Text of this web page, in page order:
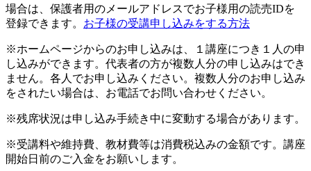
場合は、保護者用のメールアドレスでお子様用の読売IDを
登録できます。 お子様の受講申し込みをする方法
※ホームページからのお申し込みは、１講座につき１人の申
し込みができます。代表者の方が複数人分の申し込みはでき
ません。各人でお申し込みください。複数人分のお申し込み
をされたい場合は、お電話でお問い合わせください。
※残席状況は申し込み手続き中に変動する場合があります。
※受講料や維持費、教材費等は消費税込みの金額です。講座
開始日前のご入金をお願いします。